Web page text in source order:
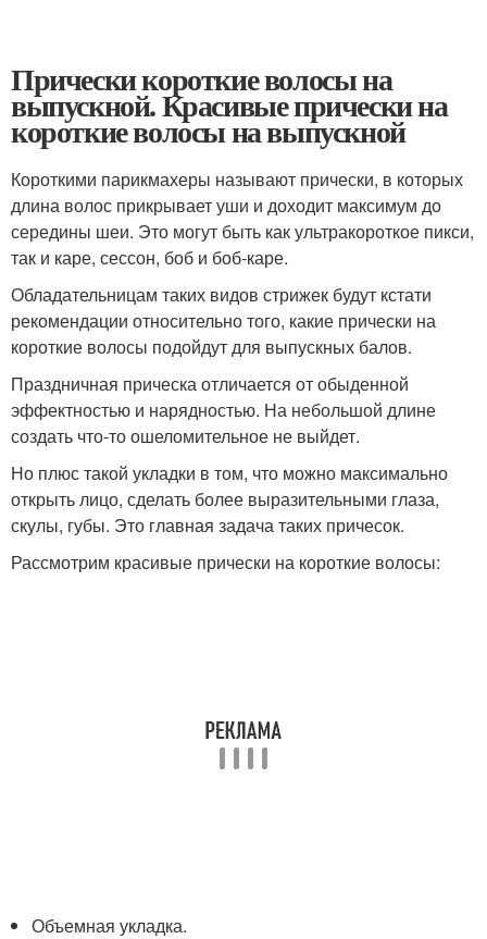
Прически короткие волосы на
выпускной. Красивые прически на
короткие волосы на выпускной
Короткими парикмахеры называют прически, в которых
длина волос прикрывает уши и доходит максимум до
середины шеи. Это могут быть как ультракороткое пикси,
так и каре, сессон, боб и боб-каре.
Обладательницам таких видов стрижек будут кстати
рекомендации относительно того, какие прически на
короткие волосы подойдут для выпускных балов.
Праздничная прическа отличается от обыденной
эффектностью и нарядностью. На небольшой длине
создать что-то ошеломительное не выйдет.
Но плюс такой укладки в том, что можно максимально
открыть лицо, сделать более выразительными глаза,
скулы, губы. Это главная задача таких причесок.
Рассмотрим красивые прически на короткие волосы:
Объемная укладка.